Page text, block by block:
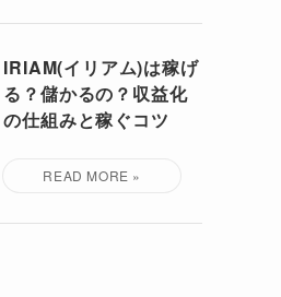
IRIAM(イリアム)は稼げ
る？儲かるの？収益化
の仕組みと稼ぐコツ